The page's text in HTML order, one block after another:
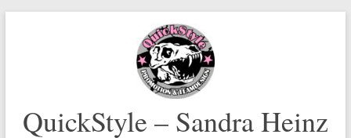
QuickStyle – Sandra Heinz